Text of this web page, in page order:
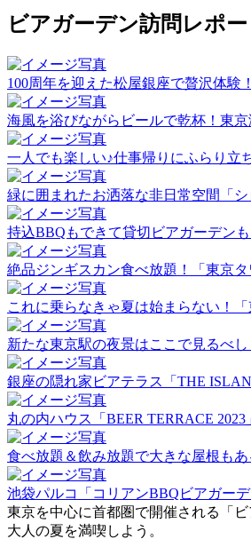
ビアガーデン訪問レポ
100周年を迎えた松屋銀座で贅沢体験
海風を浴びながらビールで乾杯！東京
一人でも楽しい♪仕事帰りにふらり立
緑に囲まれたお洒落な非日常空間「シ
持込BBQもできて貸切ビアガーデン
絶品ジンギスカン食べ放題！「東京タ
これに乗らなきゃ夏は始まらない！「
新たな東京駅の夜景はここで見るべし
銀座の隠れ家ビアテラス「THE
丸の内ハウス「BEER TERRACE 2023
食べ放題＆飲み放題で大きな屋根もあ
池袋パルコ「コリアンBBQビアガーデ
東京を中心に首都圏で開催される「
大人の夏を満喫しよう。